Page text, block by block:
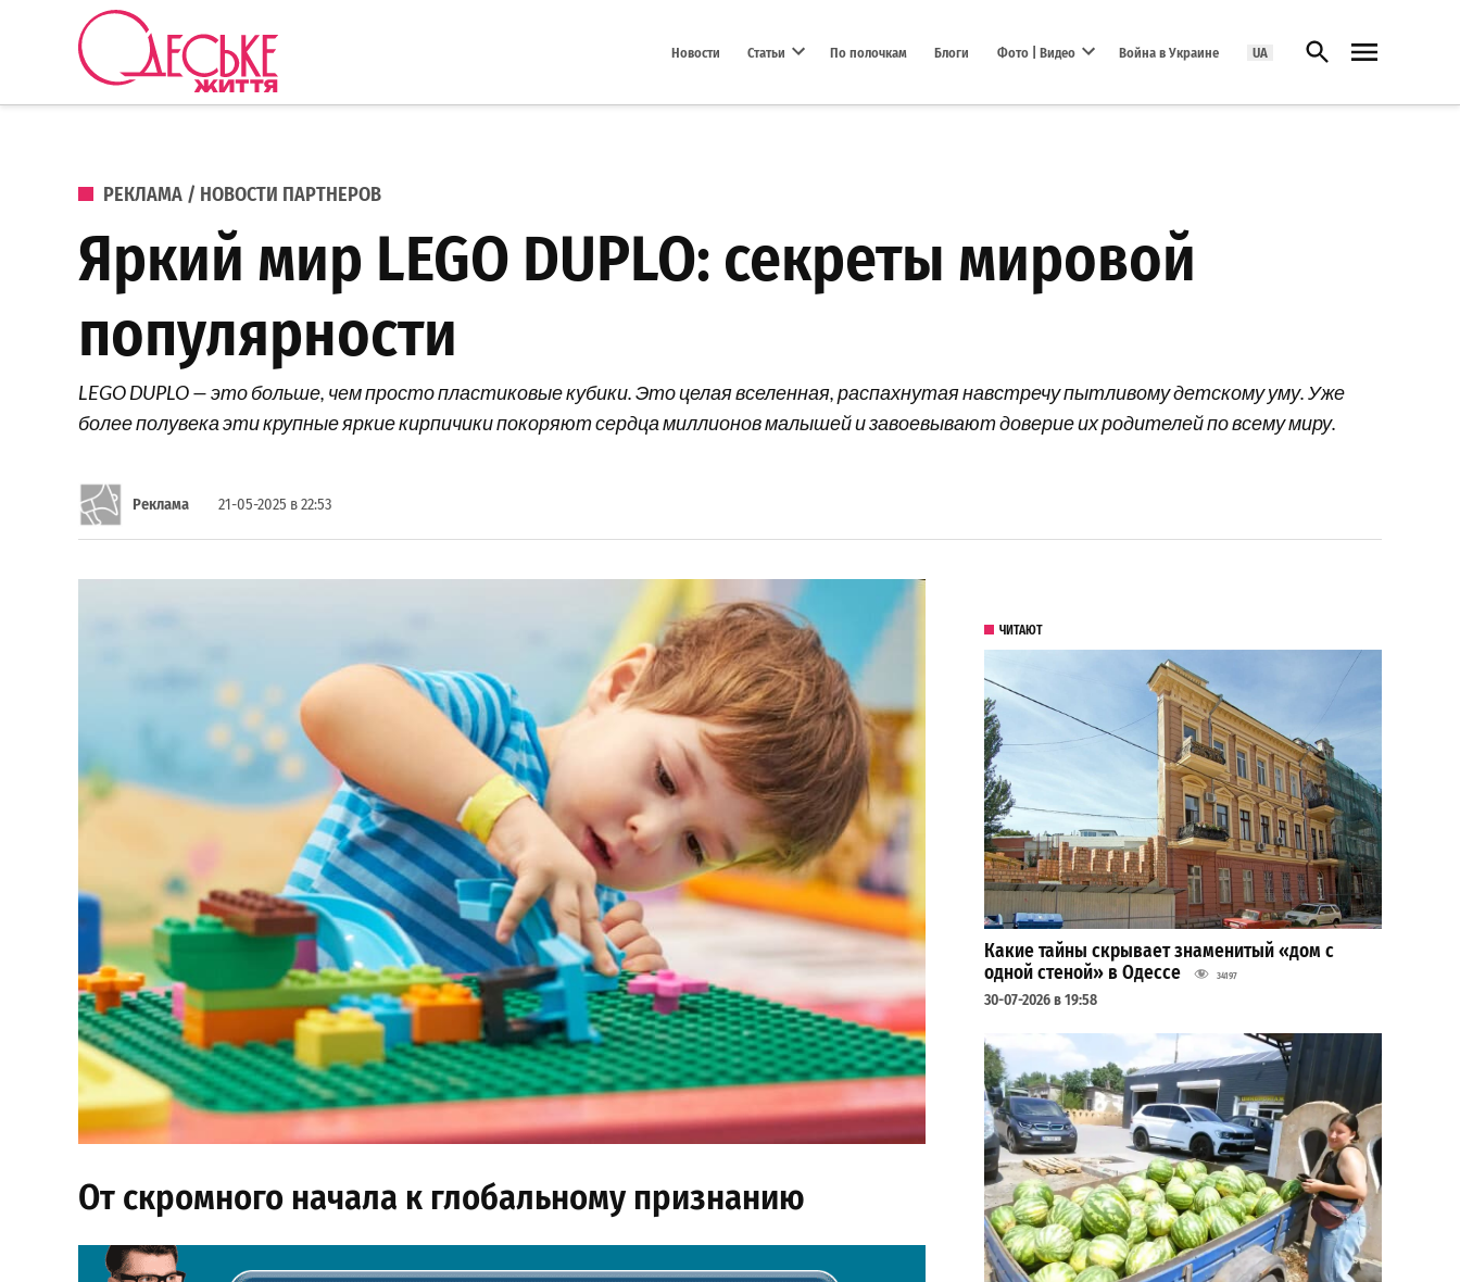
Перейти к содержанию
Новости Статьи По полочкам Блоги Фото | Видео Война в Украине UA Открыть поиск
ОПУБЛИКОВАНО В
РЕКЛАМА / НОВОСТИ ПАРТНЕРОВ
Яркий мир LEGO DUPLO: секреты мировой
популярности
LEGO DUPLO — это больше, чем просто пластиковые кубики. Это целая вселенная, распахнутая навстречу пытливому детскому уму. Уже
более полувека эти крупные яркие кирпичики покоряют сердца миллионов малышей и завоевывают доверие их родителей по всему миру.
Реклама 21-05-2025 в 22:53
От скромного начала к глобальному признанию
ЧИТАЮТ
Какие тайны скрывает знаменитый «дом с
одной стеной» в Одессе
34197
30-07-2026 в 19:58